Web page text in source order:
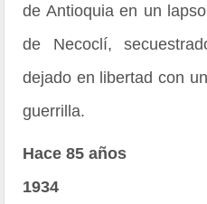
de Antioquia en un
de Necoclí,
dejado en libertad con
guerrilla.
Hace 85 años
1934